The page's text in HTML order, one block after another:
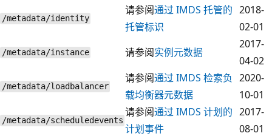
/metadata/identity
请参阅通过 IMDS 托管的
托管标识
2018-
02-01
/metadata/instance 请参阅实例元数据
2017-
04-02
/metadata/loadbalancer
请参阅通过 IMDS 检索负
载均衡器元数据
2020-
10-01
/metadata/scheduledevents
请参阅通过 IMDS 计划的
计划事件
2017-
08-01